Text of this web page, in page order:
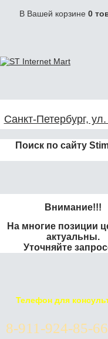
В Вашей корзине 0
Санкт-Петербург,
Поиск по сайту
Внимание!!!
На многие позиции
актуальны.
Уточняйте
Телефон для
8-911-924-85-66